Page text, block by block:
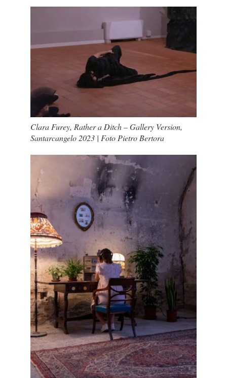
Clara Furey, Rather a Ditch – Gallery Version,
Santarcangelo 2023 | Foto Pietro Bertora